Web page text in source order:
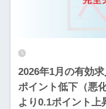
2026年1月の有効
ポイント低下（悪
より0.1ポイント上